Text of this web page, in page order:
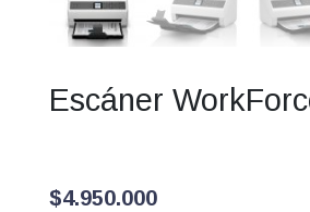
Escáner
$4.950.000